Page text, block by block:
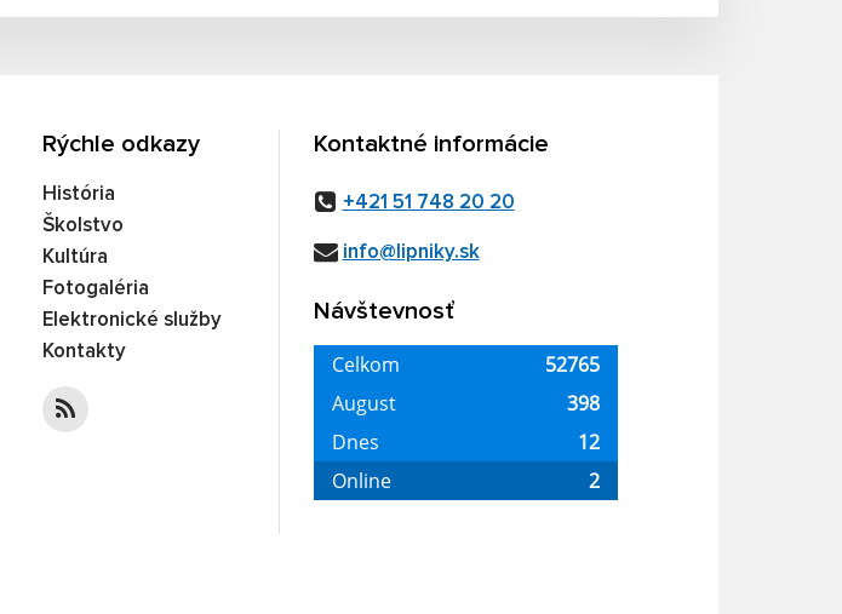
Rýchle odkazy
História
Školstvo
Kultúra
Fotogaléria
Elektronické služby
Kontakty
Kontaktné informácie
+421 51 748 20 20
info@lipniky.sk
Návštevnosť